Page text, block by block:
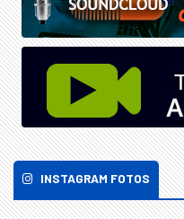
INSTAGRAM FOTOS